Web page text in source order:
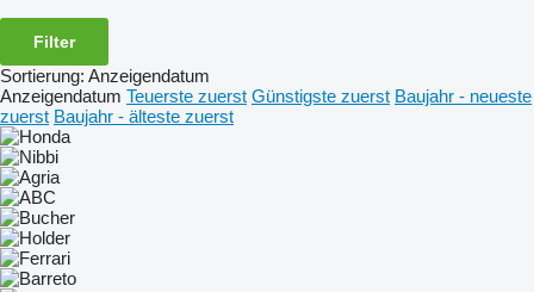
Filter
Sortierung: Anzeigendatum
Anzeigendatum Teuerste zuerst Günstigste zuerst Baujahr - neueste
zuerst Baujahr - älteste zuerst